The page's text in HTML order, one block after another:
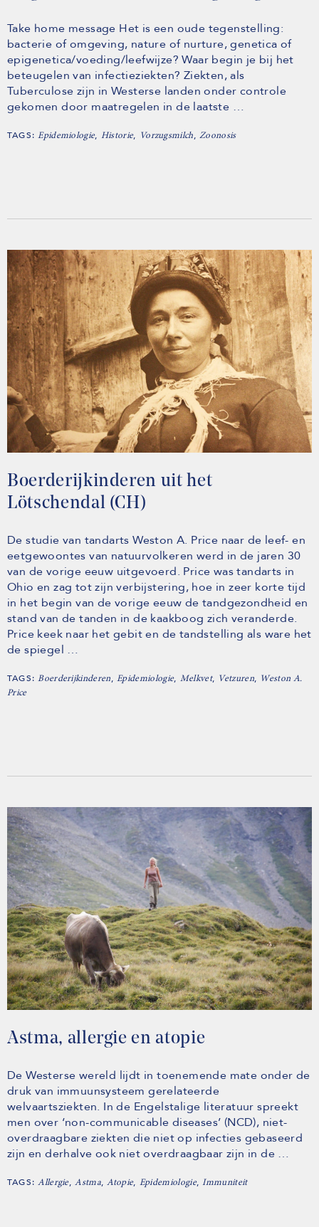
Take home message Het is een oude tegenstelling:
bacterie of omgeving, nature of nurture, genetica of
epigenetica/voeding/leefwijze? Waar begin je bij het
beteugelen van infectieziekten? Ziekten, als
Tuberculose zijn in Westerse landen onder controle
gekomen door maatregelen in de laatste …
TAGS:Epidemiologie, Historie, Vorzugsmilch,Zoonosis
Boerderijkinderen uit het
Lötschendal (CH)
De studie van tandarts Weston A. Price naar de leef- en
eetgewoontes van natuurvolkeren werd in de jaren 30
van de vorige eeuw uitgevoerd. Price was tandarts in
Ohio en zag tot zijn verbijstering, hoe in zeer korte tijd
in het begin van de vorige eeuw de tandgezondheid en
stand van de tanden in de kaakboog zich veranderde.
Price keek naar het gebit en de tandstelling als ware het
de spiegel …
TAGS:Boerderijkinderen,Epidemiologie, Melkvet, Vetzuren,
Weston A.
Price
Astma, allergie en atopie
De Westerse wereld lijdt in toenemende mate onder de
druk van immuunsysteem gerelateerde
welvaartsziekten. In de Engelstalige literatuur spreekt
men over ‘non-communicable diseases’ (NCD), niet-
overdraagbare ziekten die niet op infecties gebaseerd
zijn en derhalve ook niet overdraagbaar zijn in de …
TAGS:Allergie,Astma,Atopie, Epidemiologie,Immuniteit